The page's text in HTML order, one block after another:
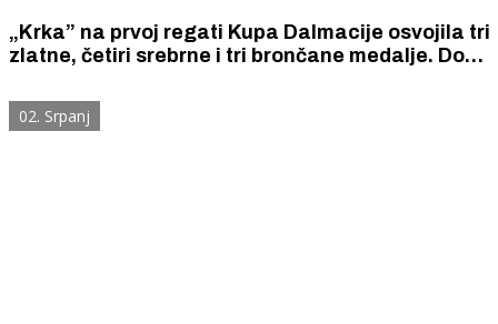
„Krka” na prvoj regati Kupa Dalmacije osvojila tri
zlatne, četiri srebrne i tri brončane medalje. Do
te Franko Dobra i Karlo Svirčić.
02. Srpanj